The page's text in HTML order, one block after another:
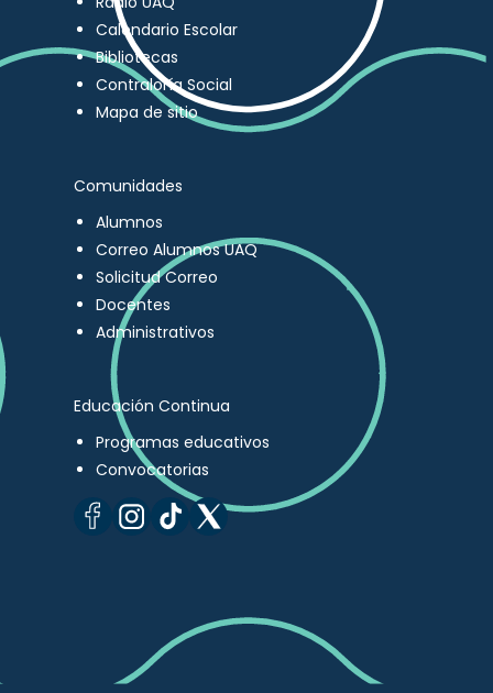
Calendario Escolar
Bibliotecas
Contraloría Social
Mapa de sitio
Comunidades
Alumnos
Correo Alumnos UAQ
Solicitud Correo
Docentes
Administrativos
Educación Continua
Programas educativos
Convocatorias